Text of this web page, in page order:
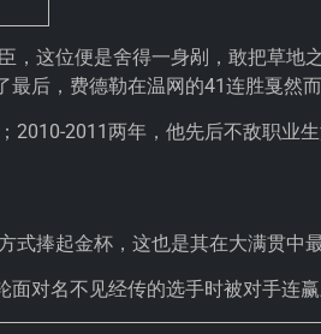
，这位便是舍得一身剐，敢把草地
后，费德勒在温网的41连胜戛然而
2010-2011两年，他先后不敌职业
捧起金杯，这也是其在大满贯中
对名不见经传的选手时被对手连赢